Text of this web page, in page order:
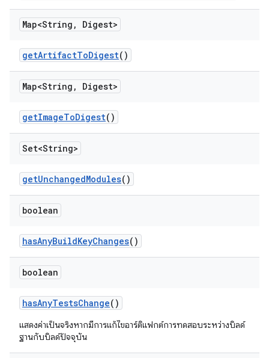
Map<String , Digest>
getArtifactToDigest()
Map<String , Digest>
getImageToDigest()
Set<String>
getUnchangedModules()
boolean
hasAnyBuildKeyChanges()
boolean
hasAnyTestsChange()
แสดงค่าเป็นจริงหากมีการแก้ไขอาร์ติแฟกต์การทดสอบระหว่างบิลด์
ฐานกับบิลด์ปัจจุบัน